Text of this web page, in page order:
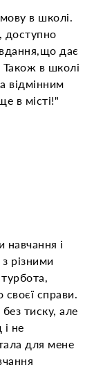
в школі.
доступно
дає
Також в школі
відмінним
в місті!"
навчання і
різними
справи.
тиску, але
не
для мене